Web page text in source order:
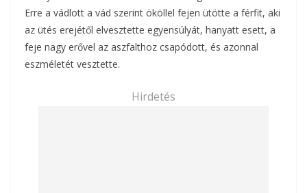
Erre a vádlott a vád szerint ököllel fejen ütötte a férfit, aki
az ütés erejétől elvesztette egyensúlyát, hanyatt esett, a
feje nagy erővel az aszfalthoz csapódott, és azonnal
eszméletét vesztette.
Hirdetés